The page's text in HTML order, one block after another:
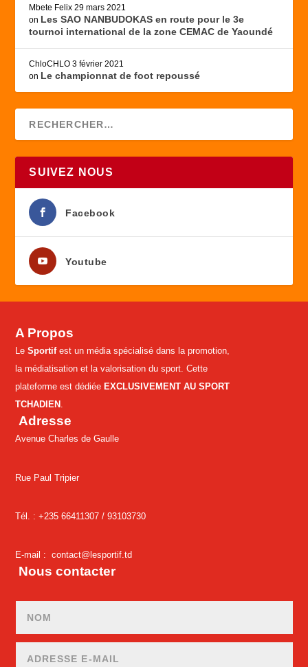
Mbete Felix 29 mars 2021
on Les SAO NANBUDOKAS en route pour le 3e
tournoi international de la zone CEMAC de Yaoundé
ChloCHLO 3 février 2021
on Le championnat de foot repoussé
SUIVEZ NOUS
Facebook
Youtube
A Propos
LeSportifest un média spécialisé dans la promotion,
la médiatisation et la valorisation du sport. Cette
plateforme est dédiée EXCLUSIVEMENT AU SPORT
TCHADIEN .
Adresse
Avenue Charles de Gaulle
Rue Paul Tripier
Tél. : +235 66411307 /93103730
E-mail :contact@lesportif.td
Nous contacter